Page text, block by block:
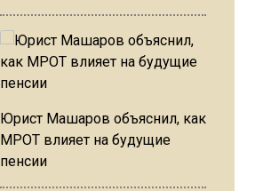
Юрист Машаров объяснил, как
МРОТ влияет на будущие
пенсии